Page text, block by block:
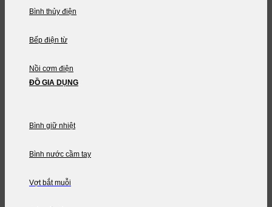
Bình thủy điện
Bếp điện từ
Nồi cơm điện
ĐỒ GIA DỤNG
Bình giữ nhiệt
Bình nước cầm tay
Vợt bắt muỗi